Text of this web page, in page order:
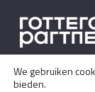
We gebruiken
bieden.